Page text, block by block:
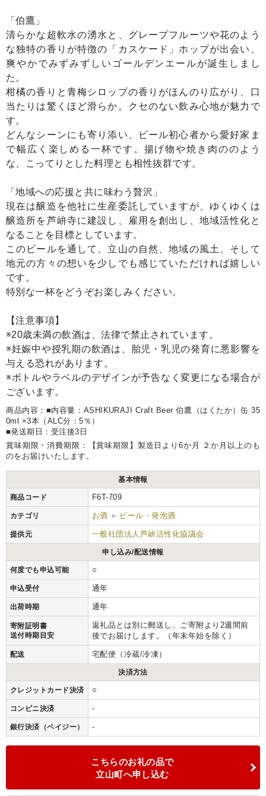
「伯鷹」
清らかな超軟水の湧水と、グレープフルーツや花のよう
な独特の香りが特徴の「カスケード」ホップが出会い、
爽やかでみずみずしいゴールデンエールが誕生しまし
た。
柑橘の香りと青梅シロップの香りがほんのり広がり、口
当たりは驚くほど滑らか。クセのない飲み心地が魅力で
す。
どんなシーンにも寄り添い、ビール初心者から愛好家ま
で幅広く楽しめる一杯です。揚げ物や焼き肉ののよう
な、こってりとした料理とも相性抜群です。
「地域への応援と共に味わう贅沢」
現在は醸造を他社に生産委託していますが、ゆくゆくは
醸造所を芦峅寺に建設し、雇用を創出し、地域活性化と
なることを目標としています。
このビールを通して、立山の自然、地域の風土、そして
地元の方々の想いを少しでも感じていただければ嬉しい
です。
特別な一杯をどうぞお楽しみください。
【注意事項】
※20歳未満の飲酒は、法律で禁止されています。
※妊娠中や授乳期の飲酒は、胎児・乳児の発育に悪影響を
与える恐れがあります。
※ボトルやラベルのデザインが予告なく変更になる場合が
ございます。
商品内容：■内容量：ASHIKURAJI Craft Beer 伯鷹（はくたか）缶 35
0ml ×3本（ALC分：5％）
■発送期日：受注後3日
賞味期限・消費期限：【賞味期限】製造日より6か月 ２か月以上のも
のをお届けいたします。
基本情報
商品コード F6T-709
カテゴリ お酒 > ビール・発泡酒
提供元 一般社団法人芦峅活性化協議会
申し込み/配送情報
何度でも申込可能 ○
申込受付 通年
出荷時期 通年
寄附証明書
送付時期目安
返礼品とは別に郵送し、ご寄附より2週間前
後でお届けします。（年末年始を除く）
配送 宅配便（冷蔵/冷凍）
決済方法
クレジットカード決済 ○
コンビニ決済 -
銀行決済（ペイジー） -
こちらのお礼の品で
立山町へ申し込む